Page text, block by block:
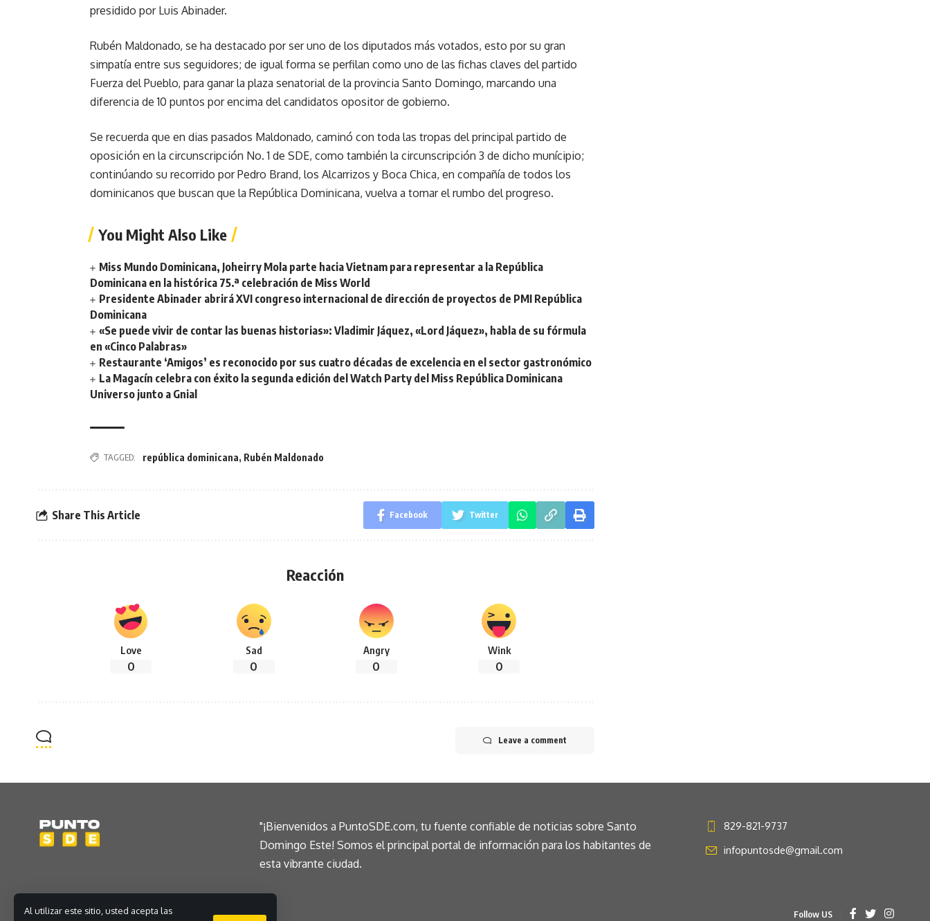
Al utilizar este sitio, usted acepta las
presidido por Luis Abinader.
Rubén Maldonado, se ha destacado por ser uno de los diputados más votados, esto por su gran
simpatía entre sus seguidores; de igual forma se perfilan como uno de las fichas claves del partido
Fuerza del Pueblo, para ganar la plaza senatorial de la provincia Santo Domingo, marcando una
diferencia de 10 puntos por encima del candidatos opositor de gobierno.
Se recuerda que en dias pasados Maldonado, caminó con toda las tropas del principal partido de
oposición en la circunscripción No. 1 de SDE, como también la circunscripción 3 de dicho munícipio;
continúando su recorrido por Pedro Brand, los Alcarrizos y Boca Chica, en compañía de todos los
dominicanos que buscan que la República Dominicana, vuelva a tomar el rumbo del progreso.
You Might Also Like
Miss Mundo Dominicana, Joheirry Mola parte hacia Vietnam para representar a la República
Dominicana en la histórica 75.ª celebración de Miss World
Presidente Abinader abrirá XVI congreso internacional de dirección de proyectos de PMI República
Dominicana
«Se puede vivir de contar las buenas historias»: Vladimir Jáquez, «Lord Jáquez», habla de su fórmula
en «Cinco Palabras»
Restaurante ‘Amigos’ es reconocido por sus cuatro décadas de excelencia en el sector gastronómico
La Magacín celebra con éxito la segunda edición del Watch Party del Miss República Dominicana
Universo junto a Gnial
TAGGED: república dominicana, Rubén Maldonado
Share This Article Facebook Twitter
Reacción
Love
0
Sad
0
Angry
0
Wink
0
Leave a comment
"¡Bienvenidos a PuntoSDE.com, tu fuente confiable de noticias sobre Santo
Domingo Este! Somos el principal portal de información para los habitantes de
esta vibrante ciudad.
829-821-9737
infopuntosde@gmail.com
Follow US